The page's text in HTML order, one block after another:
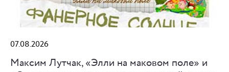
07.08.2026
Максим Лутчак, «Элли на маковом поле» и